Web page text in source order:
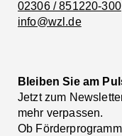
02306 / 851220-300
info@wzl.de
Bleiben Sie am
Jetzt zum
mehr verpassen.
Ob